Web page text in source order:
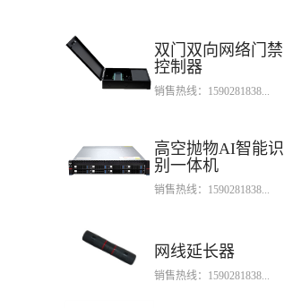
双门双向网络门禁
控制器
销售热线：1590281838...
高空抛物AI智能识
别一体机
销售热线：1590281838...
网线延长器
销售热线：1590281838...